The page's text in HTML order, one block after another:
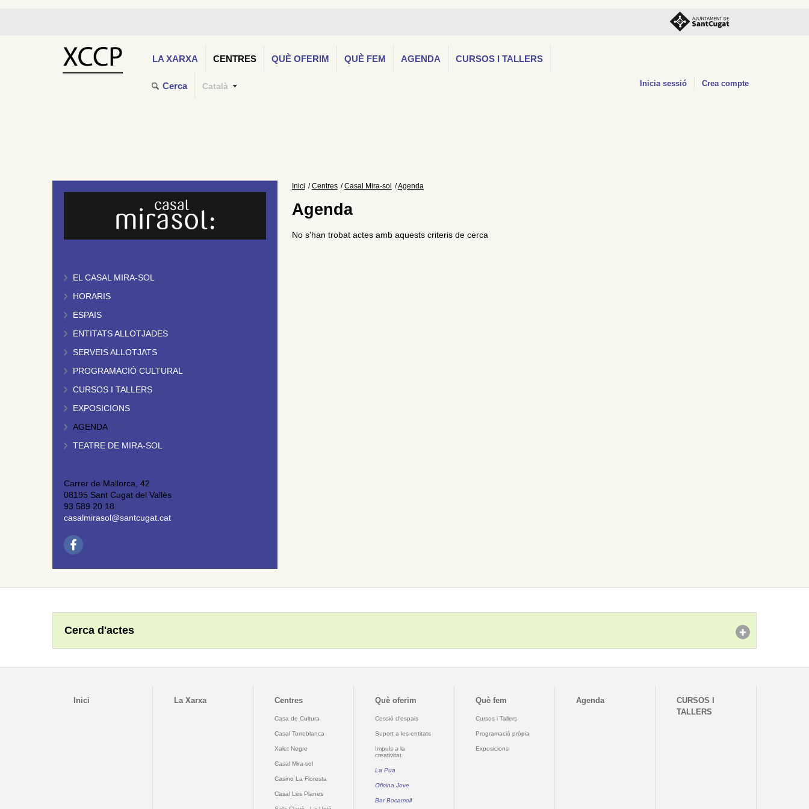
LA XARXA CENTRES QUÈ OFERIM QUÈ FEM AGENDA CURSOS I TALLERS
Cerca Català Inicia sessió Crea compte
EL CASAL MIRA-SOL
HORARIS
ESPAIS
ENTITATS ALLOTJADES
SERVEIS ALLOTJATS
PROGRAMACIÓ CULTURAL
CURSOS I TALLERS
EXPOSICIONS
AGENDA
TEATRE DE MIRA-SOL
Carrer de Mallorca, 42
08195 Sant Cugat del Vallès
93 589 20 18
casalmirasol@santcugat.cat
Inici Centres Casal Mira-sol Agenda
Agenda
No s'han trobat actes amb aquests criteris de cerca
Cerca d'actes
Inici La Xarxa Centres
Casa de Cultura
Casal Torreblanca
Xalet Negre
Casal Mira-sol
Casino La Floresta
Casal Les Planes
Què oferim
Cessió d'espais
Suport a les entitats
Impuls a la
creativitat
La Pua
Oficina Jove
Bar Bocamoll
Què fem
Cursos i Tallers
Programació pròpia
Exposicions
Agenda
CURSOS I
TALLERS